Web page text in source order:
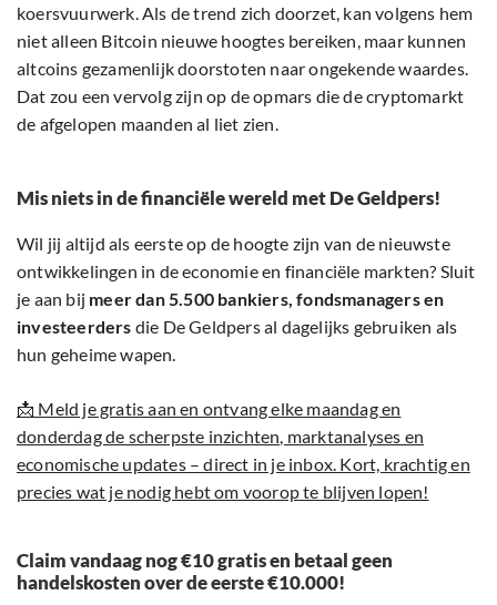
koersvuurwerk. Als de trend zich doorzet, kan volgens hem
niet alleen Bitcoin nieuwe hoogtes bereiken, maar kunnen
altcoins gezamenlijk doorstoten naar ongekende waardes.
Dat zou een vervolg zijn op de opmars die de cryptomarkt
de afgelopen maanden al liet zien.
Mis niets in de financiële wereld met De Geldpers!
Wil jij altijd als eerste op de hoogte zijn van de nieuwste
ontwikkelingen in de economie en financiële markten? Sluit
je aan bij meer dan 5.500 bankiers, fondsmanagers en
investeerders die De Geldpers al dagelijks gebruiken als
hun geheime wapen.
📩 Meld je gratis aan en ontvang elke maandag en
donderdag de scherpste inzichten, marktanalyses en
economische updates – direct in je inbox. Kort, krachtig en
precies wat je nodig hebt om voorop te blijven lopen!
Claim vandaag nog €10 gratis en betaal geen
handelskosten over de eerste €10.000!